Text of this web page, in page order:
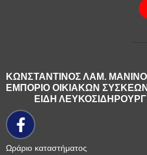
ΚΩΝΣΤΑΝΤΙΝΟΣ ΛΑΜ.
ΕΜΠΟΡΙΟ ΟΙΚΙΑΚΩΝ ΣΥΣΚΕΩΝ
ΕΙΔΗ
Ωράριο καταστήματος